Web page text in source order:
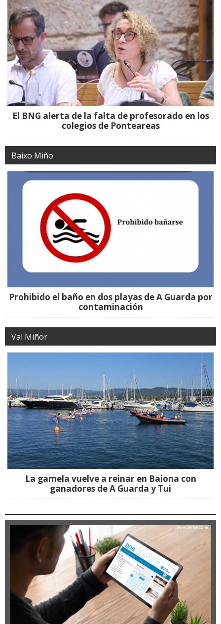
El BNG alerta de la falta de profesorado en los
colegios de Ponteareas
Baixo Miño
Prohibido el baño en dos playas de A Guarda por
contaminación
Val Miñor
La gamela vuelve a reinar en Baiona con
ganadores de A Guarda y Tui